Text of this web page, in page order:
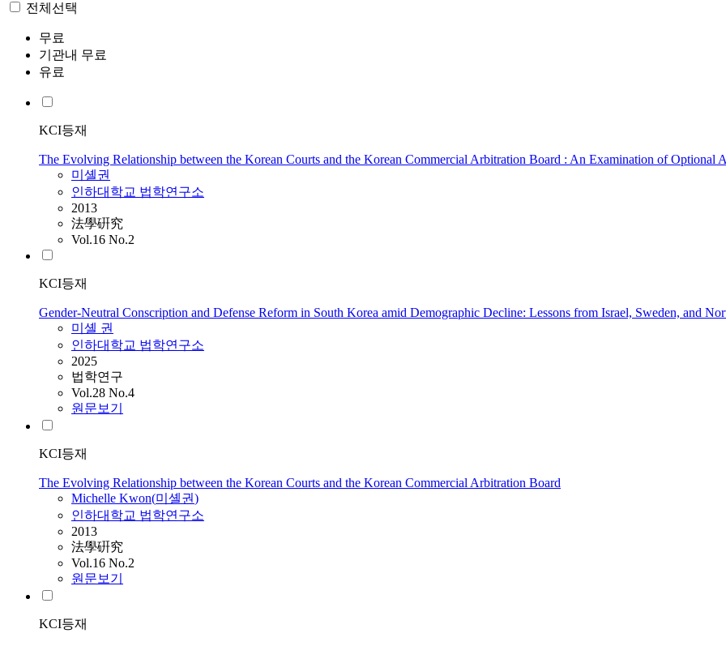
전체선택
무료
기관내 무료
유료
KCI등재
The Evolving Relationship between the Korean Courts and the Korean Commercial Arbitration Board : An Examination of Optional
미셸권
인하대학교 법학연구소
2013
法學硏究
Vol.16 No.2
KCI등재
Gender-Neutral Conscription and Defense Reform in South Korea amid Demographic Decline: Lessons from Israel, Sweden, and
미셸 권
인하대학교 법학연구소
2025
법학연구
Vol.28 No.4
원문보기
KCI등재
The Evolving Relationship between the Korean Courts and the Korean Commercial Arbitration Board
Michelle Kwon(미셸권)
인하대학교 법학연구소
2013
法學硏究
Vol.16 No.2
원문보기
KCI등재